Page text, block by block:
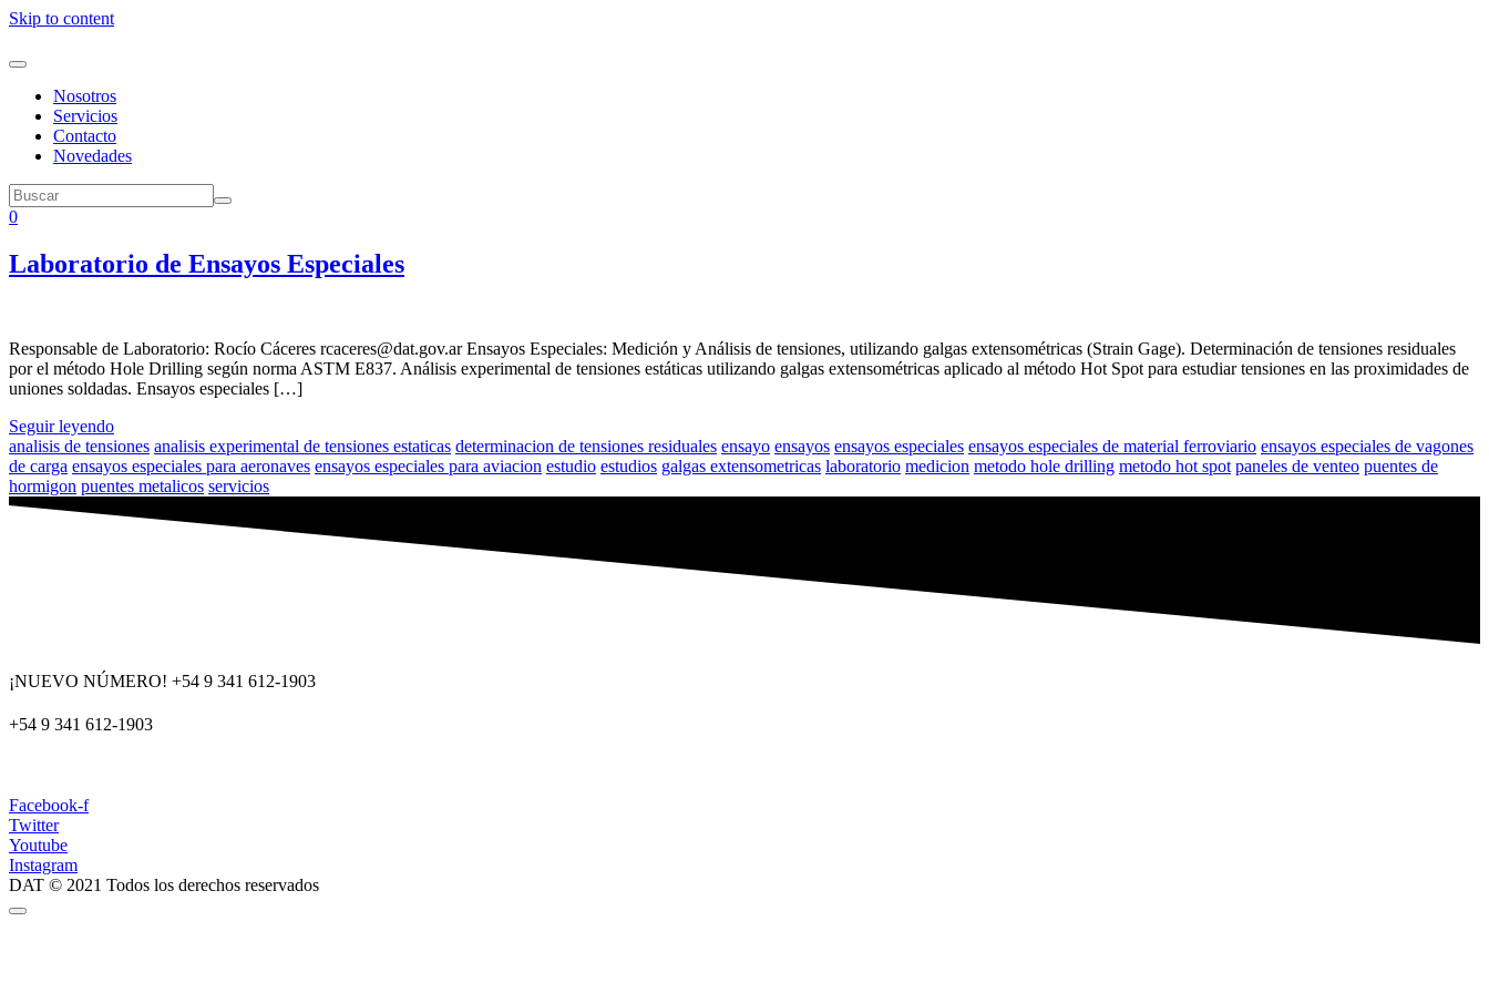
Skip to content
Nosotros
Servicios
Contacto
Novedades
0
Laboratorio de Ensayos Especiales
Responsable de Laboratorio: Rocío Cáceres rcaceres@dat.gov.ar Ensayos Especiales: Medición y Análisis de tensiones, utilizando galgas extensométricas (Strain Gage). Determinación de tensiones residuales
por el método Hole Drilling según norma ASTM E837. Análisis experimental de tensiones estáticas utilizando galgas extensométricas aplicado al método Hot Spot para estudiar tensiones en las proximidades de
uniones soldadas. Ensayos especiales […]
Seguir leyendo
analisis de tensiones analisis experimental de tensiones estaticas determinacion de tensiones residuales ensayo ensayos ensayos especiales ensayos especiales de material ferroviario ensayos especiales de vagones
de carga ensayos especiales para aeronaves ensayos especiales para aviacion estudio estudios galgas extensometricas laboratorio medicion metodo hole drilling metodo hot spot paneles de venteo puentes de
hormigon puentes metalicos servicios
¡NUEVO NÚMERO! +54 9 341 612-1903
+54 9 341 612-1903
Facebook-f
Twitter
Youtube
Instagram
DAT © 2021 Todos los derechos reservados